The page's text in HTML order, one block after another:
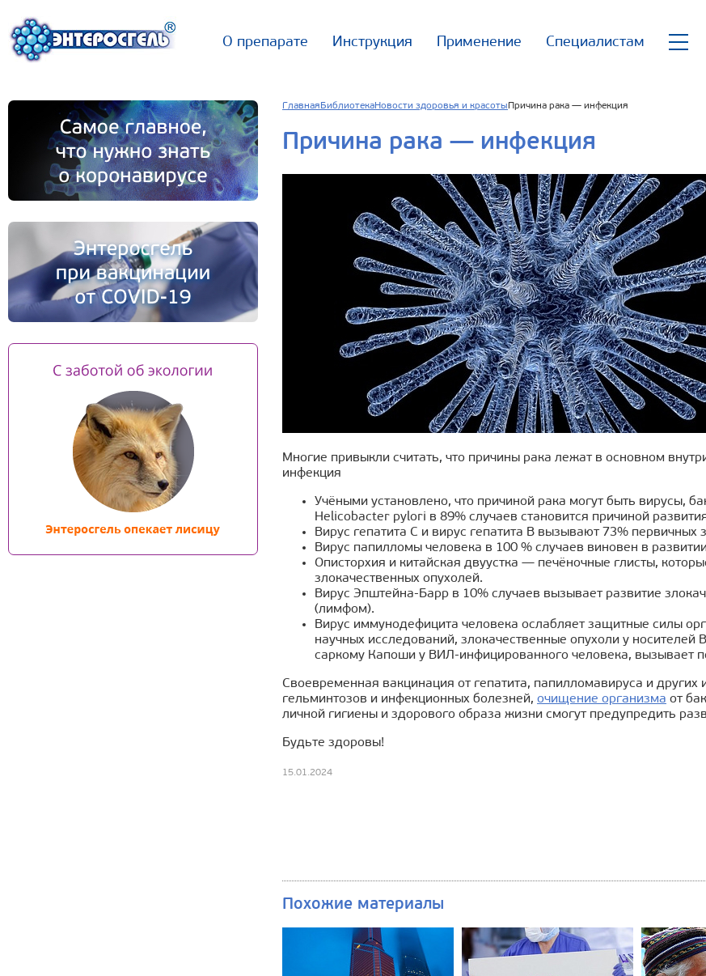
О препарате Инструкция Применение Специалистам
Главная БиблиотекаНовости здоровья и красоты Причина рака — инфекция
Причина рака — инфекция
Многие привыкли считать, что причины рака лежат в основном
инфекция
Учёными установлено, что причиной рака могут быть вирусы,
Helicobacter pylori в 89% случаев становится причиной
Вирус гепатита С и вирус гепатита В вызывают 73% первичных
Вирус папилломы человека в 100 % случаев виновен в
Описторхия и китайская двуустка — печёночные глисты,
злокачественных опухолей.
Вирус Эпштейна-Барр в 10% случаев вызывает развитие
(лимфом).
Вирус иммунодефицита человека ослабляет защитные силы
научных исследований, злокачественные опухоли у
саркому Капоши у ВИЛ-инфицированного человека, вызывает
Своевременная вакцинация от гепатита, папилломавируса и
гельминтозов и инфекционных болезней, очищение организма от
личной гигиены и здорового образа жизни смогут предупредить
Будьте здоровы!
15.01.2024
Похожие материалы